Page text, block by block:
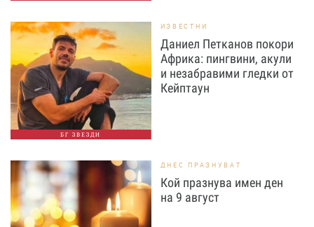
БГ ЗВЕЗДИ
ИЗВЕСТНИ
Даниел Петканов покори
Африка: пингвини, акули
и незабравими гледки от
Кейптаун
ДНЕС ПРАЗНУВАТ
Кой празнува имен ден
на 9 август